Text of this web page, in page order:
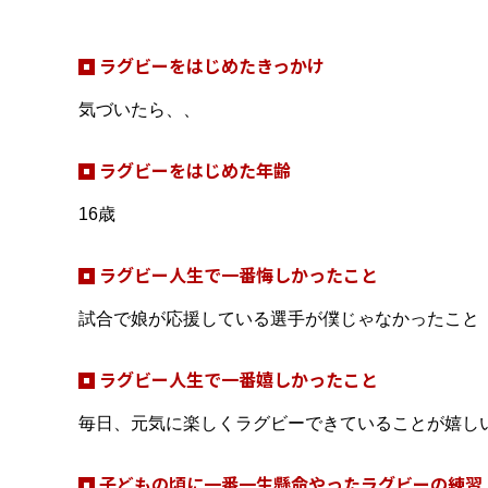
ラグビーをはじめたきっかけ
気づいたら、、
ラグビーをはじめた年齢
16歳
ラグビー人生で一番悔しかったこと
試合で娘が応援している選手が僕じゃなかったこと
ラグビー人生で一番嬉しかったこと
毎日、元気に楽しくラグビーできていることが嬉し